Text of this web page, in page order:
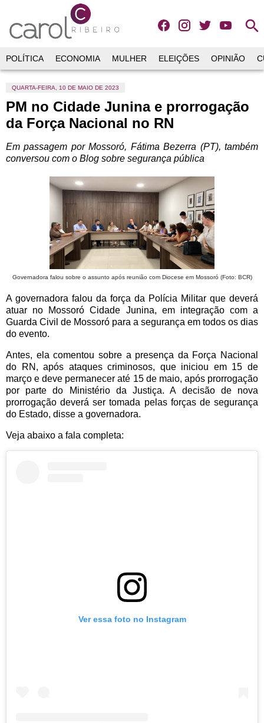
search
POLÍTICA ECONOMIA MULHER ELEIÇÕES OPINIÃO
QUARTA-FEIRA, 10 DE MAIO DE 2023
PM no Cidade Junina e prorrogação
da Força Nacional no RN
Em passagem por Mossoró, Fátima Bezerra (PT), também
conversou com o Blog sobre segurança pública
Governadora falou sobre o assunto após reunião com Diocese em Mossoró (Foto: BCR)
A governadora falou da força da Polícia Militar que deverá
atuar no Mossoró Cidade Junina, em integração com a
Guarda Civil de Mossoró para a segurança em todos os dias
do evento.
Antes, ela comentou sobre a presença da Força Nacional
do RN, após ataques criminosos, que iniciou em 15 de
março e deve permanecer até 15 de maio, após prorrogação
por parte do Ministério da Justiça. A decisão de nova
prorrogação deverá ser tomada pelas forças de segurança
do Estado, disse a governadora.
Veja abaixo a fala completa:
Ver essa foto no Instagram